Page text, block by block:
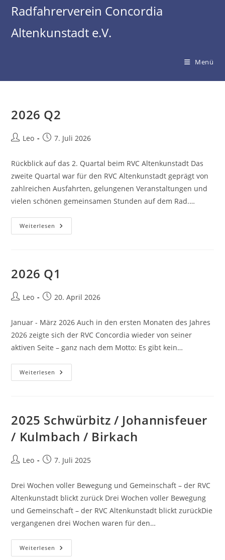
Zum
Inhalt
springen
Radfahrerverein Concordia
Altenkunstadt e.V.
Menü
2026 Q2
Beitrags-
Leo
Beitrag7. Juli 2026
Rückblick auf das 2. Quartal beim RVC Altenkunstadt Das
zweite Quartal war für den RVC Altenkunstadt geprägt von
zahlreichen Ausfahrten, gelungenen Veranstaltungen und
vielen schönen gemeinsamen Stunden auf dem Rad.…
Weiterlesen 2026
Q2
2026 Q1
Beitrags-
Leo
Beitrag20. April 2026
Januar - März 2026 Auch in den ersten Monaten des Jahres
2026 zeigte sich der RVC Concordia wieder von seiner
aktiven Seite – ganz nach dem Motto: Es gibt kein…
Weiterlesen 2026
Q1
2025 Schwürbitz / Johannisfeuer
/ Kulmbach / Birkach
Beitrags-
Leo
Beitrag7. Juli 2025
Drei Wochen voller Bewegung und Gemeinschaft – der RVC
Altenkunstadt blickt zurück Drei Wochen voller Bewegung
und Gemeinschaft – der RVC Altenkunstadt blickt zurückDie
vergangenen drei Wochen waren für den…
Weiterlesen 2025
Schwürbitz